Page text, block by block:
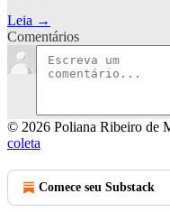
Leia →
Comentários
© 2026 Poliana Ribeiro de
coleta
Comece seu Substack